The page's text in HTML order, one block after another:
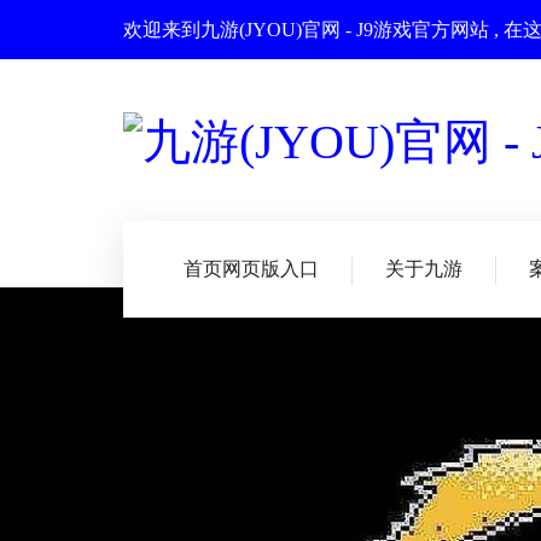
欢迎来到九游(JYOU)官网 - J9游戏官方网站 , 在
首页网页版入口 关于九游